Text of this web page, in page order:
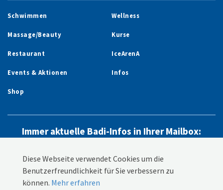
Schwimmen Wellness
Massage/Beauty Kurse
Restaurant IceArenA
Events & Aktionen Infos
Shop
Immer aktuelle Badi-Infos in Ihrer Mailbox:
Diese Webseite verwendet Cookies um die
Benutzerfreundlichkeit für Sie verbessern zu
können. Mehr erfahren